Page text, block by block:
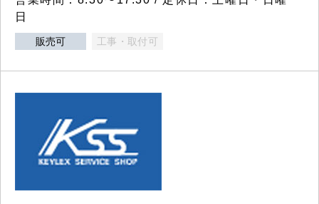
日
販売可 工事・取付可